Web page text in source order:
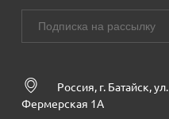
Россия, г. Батайск, ул.
Фермерская 1А